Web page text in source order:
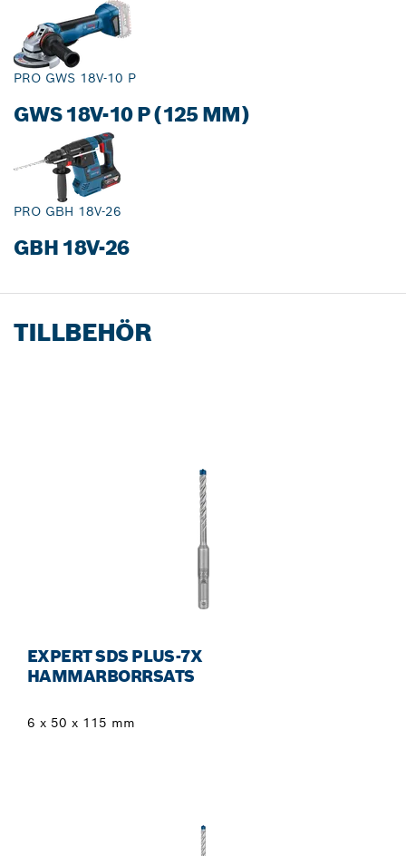
PRO GWS 18V-10 P
GWS 18V-10 P (125 MM)
PRO GBH 18V-26
GBH 18V-26
TILLBEHÖR
EXPERT SDS PLUS-7X
HAMMARBORRSATS
6 x 50 x 115 mm